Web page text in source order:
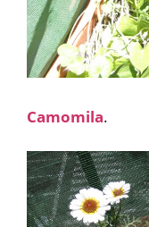
Camomila.